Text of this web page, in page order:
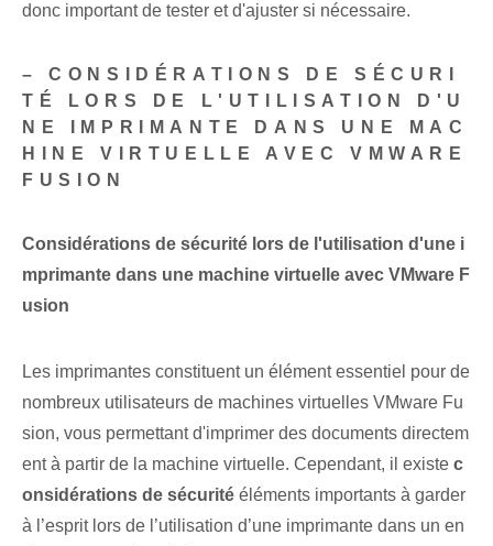
donc important de tester et d'ajuster si nécessaire.
– CONSIDÉRATIONS DE SÉCURI
TÉ LORS DE L'UTILISATION D'U
NE IMPRIMANTE DANS UNE MAC
HINE VIRTUELLE AVEC VMWARE
FUSION
Considérations de sécurité lors de l'utilisation d'une i
mprimante dans une machine virtuelle avec VMware F
usion
Les imprimantes constituent un élément essentiel pour de
nombreux utilisateurs de machines virtuelles VMware Fu
sion, vous permettant d'imprimer des documents directem
ent à partir de la machine virtuelle. Cependant, il existe c
onsidérations de sécurité éléments importants à garder
à l’esprit lors de l’utilisation d’une imprimante dans un en